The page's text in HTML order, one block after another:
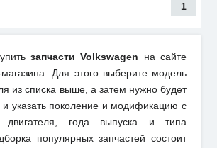
1
запчасти Volkswagen на сайте
Для этого выберите модель
из списка выше, а затем нужно будет
указать поколение и модификацию с
года выпуска и типа
популярных запчастей состоит